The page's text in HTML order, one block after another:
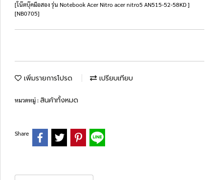
[โน๊ตบุ๊คมือสอง รุ่น Notebook Acer Nitro acer nitro5 AN515-52-58KD ]
[NB0705]
เพิ่มรายการโปรด เปรียบเทียบ
หมวดหมู่ :สินค้าทั้งหมด
Share